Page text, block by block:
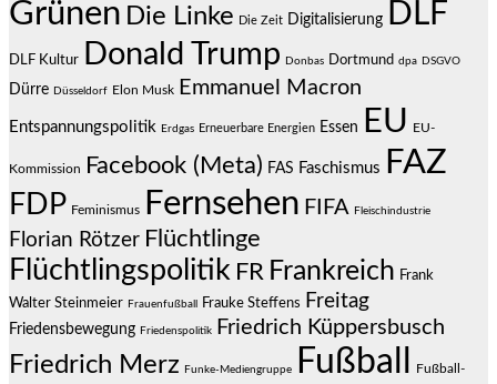
Grünen Die Linke Die Zeit Digitalisierung DLF
DLF Kultur Donald Trump Donbas Dortmund dpa DSGVO
Dürre Düsseldorf Elon Musk Emmanuel Macron
Entspannungspolitik Erdgas Erneuerbare Energien Essen EU EU-
Kommission Facebook (Meta) FAS Faschismus FAZ
FDP Feminismus Fernsehen FIFA Fleischindustrie
Florian Rötzer Flüchtlinge
Flüchtlingspolitik FR Frankreich Frank
Walter Steinmeier Frauenfußball Frauke Steffens Freitag
Friedensbewegung Friedenspolitik Friedrich Küppersbusch
Friedrich Merz Funke-Mediengruppe Fußball Fußball-